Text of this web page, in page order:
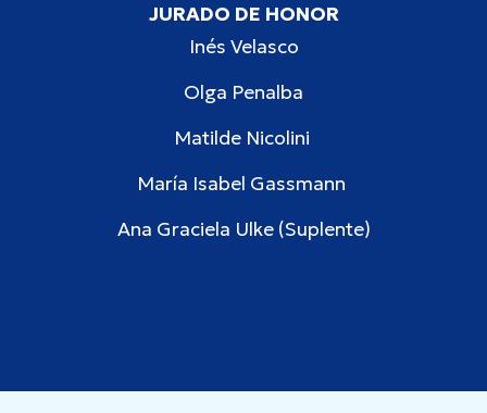
JURADO DE HONOR
Inés Velasco
Olga Penalba
Matilde Nicolini
María Isabel Gassmann
Ana Graciela Ulke (Suplente)